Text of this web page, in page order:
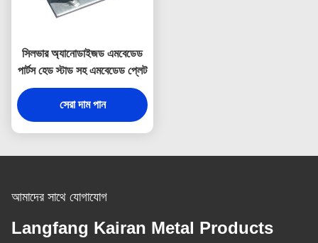
সিলভার অ্যানোডাইজড এমবেডেড
পার্টস হেড স্টাড সহ এমবেডেড প্লেট
সেরা দাম পান
আমাদের সাথে যোগাযোগ
Langfang Kairan Metal Products